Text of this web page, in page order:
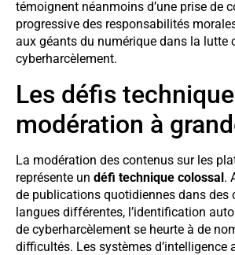
témoignent néanmoins d’une prise de
progressive des responsabilités
aux géants du numérique dans la lutte
cyberharcèlement.
Les défis
modération à
La modération des contenus sur les
représente un défi technique colossal.
de publications quotidiennes dans des
langues différentes, l’identification
de cyberharcèlement se heurte à de
difficultés. Les systèmes d’intelligence